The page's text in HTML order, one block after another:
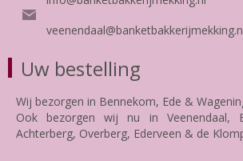
Uw bestelling
Wij bezorgen in Bennekom, Ede &
Ook bezorgen wij nu in Veenendaal,
Achterberg, Overberg, Ederveen & de